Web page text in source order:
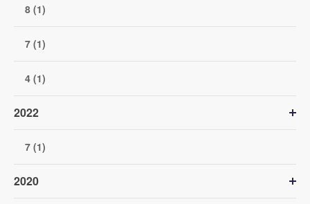
8 (1)
7 (1)
4 (1)
2022
7 (1)
2020